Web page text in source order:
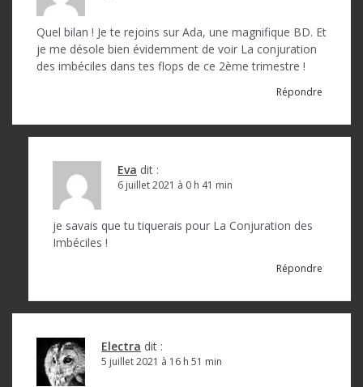
’
Quel bilan ! Je te rejoins sur Ada, une magnifique BD. Et
je me désole bien évidemment de voir La conjuration
des imbéciles dans tes flops de ce 2ème trimestre !
Répondre
Eva dit :
6 juillet 2021 à 0 h 41 min
je savais que tu tiquerais pour La Conjuration des
Imbéciles !
Répondre
Electra dit :
5 juillet 2021 à 16 h 51 min